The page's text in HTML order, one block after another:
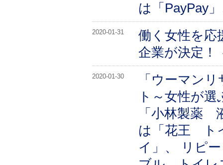
は「PayPay
2020-01-31
働く女性を応
企業が決定！
2020-01-30
「ウーマン
ト～女性が
「小林製薬
は「花王 ト
イ」、 リピ